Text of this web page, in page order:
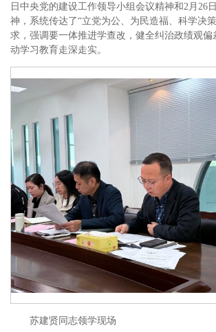
日中央党的建设工作领导小组会议精神和2月26
神，系统传达了“立党为公、为民造福、科学决
求，强调要一体推进学查改，健全纠治政绩观偏
动学习教育走深走实。
苏建贤同志领学现场